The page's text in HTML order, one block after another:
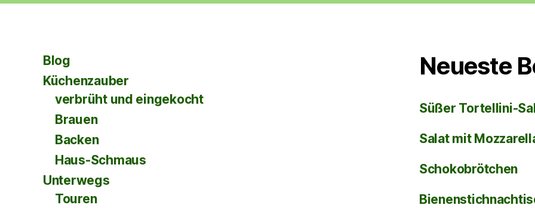
Blog
Küchenzauber
verbrüht und eingekocht
Brauen
Backen
Haus-Schmaus
Unterwegs
Touren
Neueste
Süßer Tortellini-
Salat mit
Schokobrötchen